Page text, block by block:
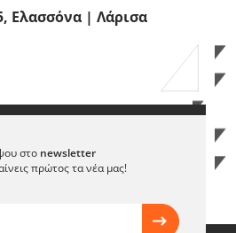
Ελασσόνα | Λάρισα
στο newsletter
πρώτος τα νέα μας!